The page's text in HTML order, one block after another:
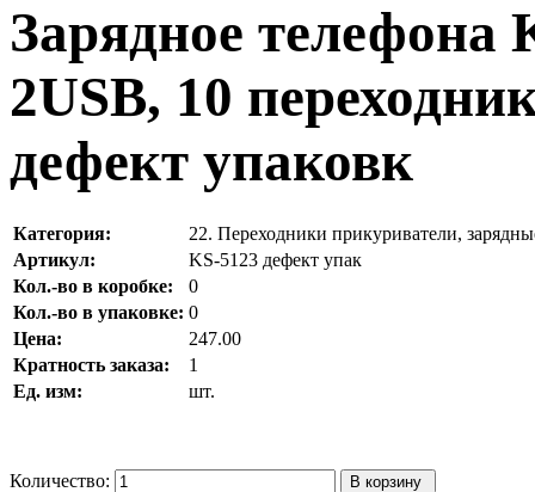
Зарядное телефона
2USB, 10
дефект упаковк
Категория:
22. Переходники прикуриватели,
Артикул:
KS-5123 дефект упак
Кол.-во в коробке:
0
Кол.-во в упаковке: 0
Цена:
247.00
Кратность заказа:
1
Ед. изм:
шт.
Количество: